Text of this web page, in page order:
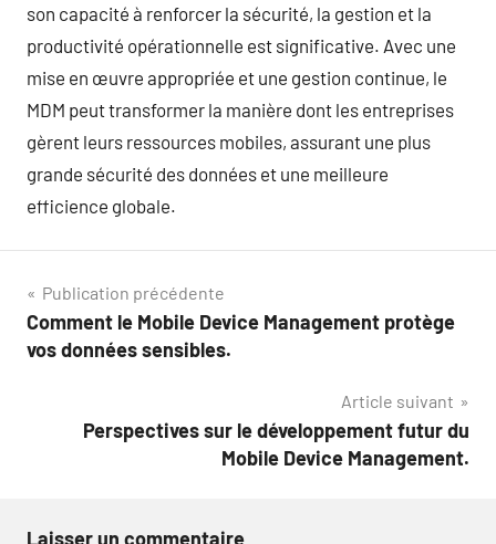
son capacité à renforcer la sécurité, la gestion et la
productivité opérationnelle est significative. Avec une
mise en œuvre appropriée et une gestion continue, le
MDM peut transformer la manière dont les entreprises
gèrent leurs ressources mobiles, assurant une plus
grande sécurité des données et une meilleure
efficience globale.
Navigation
de
Publication précédente
Comment le Mobile Device Management protège
vos données sensibles.
Article suivant
Perspectives sur le développement futur du
Mobile Device Management.
Laisser un commentaire